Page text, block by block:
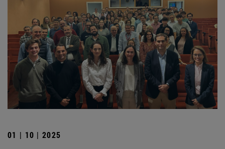
01 | 10 | 2025